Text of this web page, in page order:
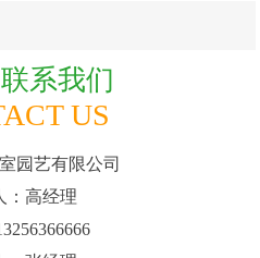
联系我们
US
园艺有限公司
：高经理